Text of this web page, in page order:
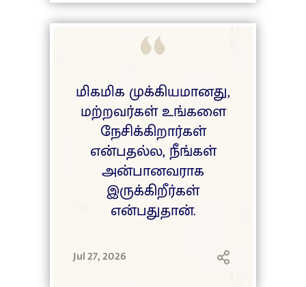
மிகமிக முக்கியமானது,
மற்றவர்கள் உங்களை
நேசிக்கிறார்கள்
என்பதல்ல, நீங்கள்
அன்பானவராக
இருக்கிறீர்கள்
என்பதுதான்.
Jul 27, 2026